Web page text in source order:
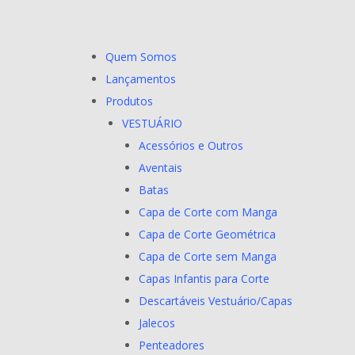
Quem Somos
Lançamentos
Produtos
VESTUÁRIO
Acessórios e Outros
Aventais
Batas
Capa de Corte com Manga
Capa de Corte Geométrica
Capa de Corte sem Manga
Capas Infantis para Corte
Descartáveis Vestuário/Capas
Jalecos
Penteadores